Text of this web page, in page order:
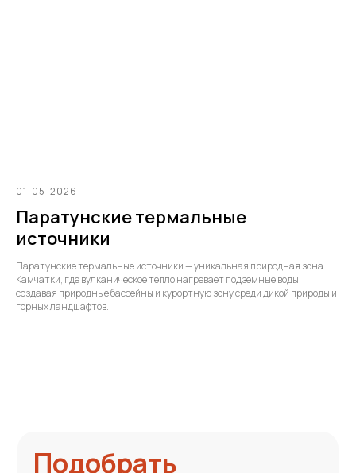
01-05-2026
Паратунские термальные
источники
Паратунские термальные источники — уникальная природная зона
Камчатки, где вулканическое тепло нагревает подземные воды,
создавая природные бассейны и курортную зону среди дикой природы и
горных ландшафтов.